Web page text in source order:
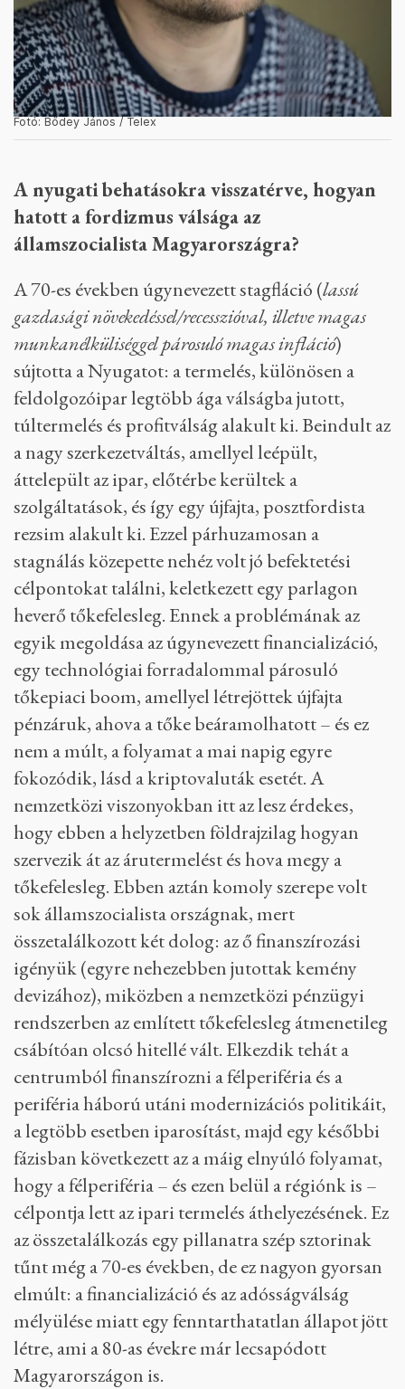
Fotó: Bődey János / Telex
A nyugati behatásokra visszatérve, hogyan
hatott a fordizmus válsága az
államszocialista Magyarországra?
A 70-es években úgynevezett stagfláció (lassú
gazdasági növekedéssel/recesszióval, illetve magas
munkanélküliséggel párosuló magas infláció)
sújtotta a Nyugatot: a termelés, különösen a
feldolgozóipar legtöbb ága válságba jutott,
túltermelés és profitválság alakult ki. Beindult az
a nagy szerkezetváltás, amellyel leépült,
áttelepült az ipar, előtérbe kerültek a
szolgáltatások, és így egy újfajta, posztfordista
rezsim alakult ki. Ezzel párhuzamosan a
stagnálás közepette nehéz volt jó befektetési
célpontokat találni, keletkezett egy parlagon
heverő tőkefelesleg. Ennek a problémának az
egyik megoldása az úgynevezett financializáció,
egy technológiai forradalommal párosuló
tőkepiaci boom, amellyel létrejöttek újfajta
pénzáruk, ahova a tőke beáramolhatott – és ez
nem a múlt, a folyamat a mai napig egyre
fokozódik, lásd a kriptovaluták esetét. A
nemzetközi viszonyokban itt az lesz érdekes,
hogy ebben a helyzetben földrajzilag hogyan
szervezik át az árutermelést és hova megy a
tőkefelesleg. Ebben aztán komoly szerepe volt
sok államszocialista országnak, mert
összetalálkozott két dolog: az ő finanszírozási
igényük (egyre nehezebben jutottak kemény
devizához), miközben a nemzetközi pénzügyi
rendszerben az említett tőkefelesleg átmenetileg
csábítóan olcsó hitellé vált. Elkezdik tehát a
centrumból finanszírozni a félperiféria és a
periféria háború utáni modernizációs politikáit,
a legtöbb esetben iparosítást, majd egy későbbi
fázisban következett az a máig elnyúló folyamat,
hogy a félperiféria – és ezen belül a régiónk is –
célpontja lett az ipari termelés áthelyezésének. Ez
az összetalálkozás egy pillanatra szép sztorinak
tűnt még a 70-es években, de ez nagyon gyorsan
elmúlt: a financializáció és az adósságválság
mélyülése miatt egy fenntarthatatlan állapot jött
létre, ami a 80-as évekre már lecsapódott
Magyarországon is.